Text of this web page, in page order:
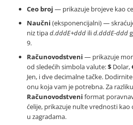
Ceo broj — prikazuje brojeve kao
Naučni (eksponencijalni) —
niz tipad.dddE+ddd ilid.dddE-ddd
9.
Računovodstveni — prikazuje
od sledećih simbola valute:$ Dolar,
Jen, i dve decimalne tačke.
onu koja vam je potrebna. Za
Računovodstveni format
ćelije, prikazuje nulte vrednosti
u zagradama.